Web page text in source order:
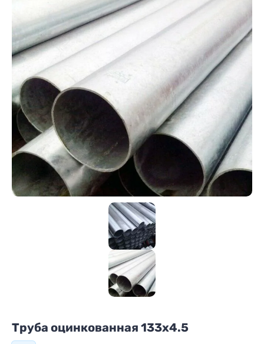
Труба оцинкованная 133x4.5